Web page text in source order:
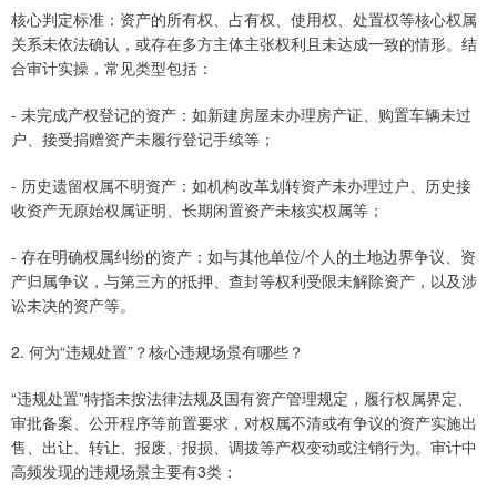
核心判定标准：资产的所有权、占有权、使用权、处置权等核心权属
关系未依法确认，或存在多方主体主张权利且未达成一致的情形。结
合审计实操，常见类型包括：
- 未完成产权登记的资产：如新建房屋未办理房产证、购置车辆未过
户、接受捐赠资产未履行登记手续等；
- 历史遗留权属不明资产：如机构改革划转资产未办理过户、历史接
收资产无原始权属证明、长期闲置资产未核实权属等；
- 存在明确权属纠纷的资产：如与其他单位/个人的土地边界争议、资
产归属争议，与第三方的抵押、查封等权利受限未解除资产，以及涉
讼未决的资产等。
2. 何为“违规处置”？核心违规场景有哪些？
“违规处置”特指未按法律法规及国有资产管理规定，履行权属界定、
审批备案、公开程序等前置要求，对权属不清或有争议的资产实施出
售、出让、转让、报废、报损、调拨等产权变动或注销行为。审计中
高频发现的违规场景主要有3类：